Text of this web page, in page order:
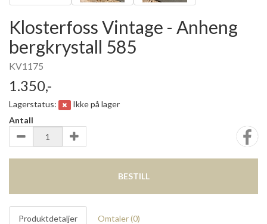
Klosterfoss Vintage - Anheng
bergkrystall 585
KV1175
1.350,-
Lagerstatus:
Ikke på lager
Antall
BESTILL
Produktdetaljer Omtaler (0)